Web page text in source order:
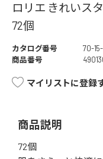
ロリエ きれいス
72個
カタログ番号
70-
商品番号
マイリストに登録
商品説明
72個